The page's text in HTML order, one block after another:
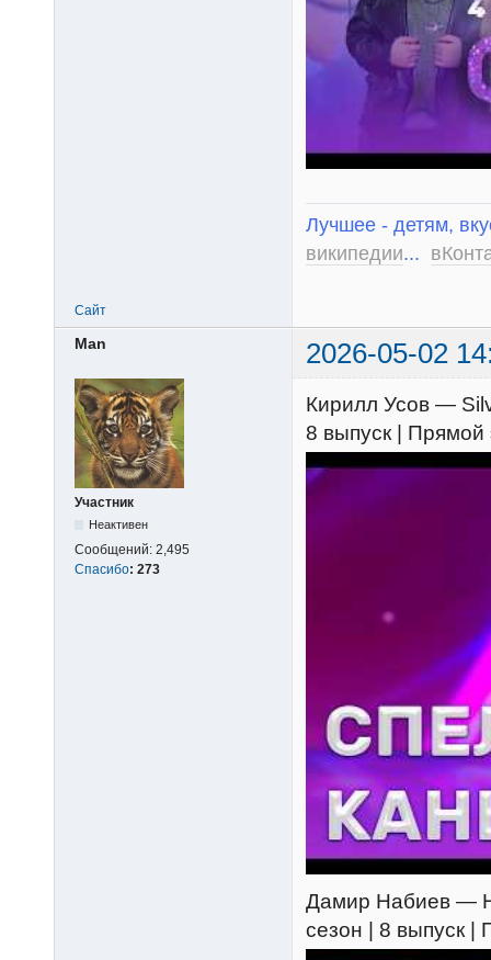
Лучшее - детям,
википедии...
Сайт
Man 2026-05-02
Участник
Неактивен
Сообщений: 2,495
Спасибо: 273
Кирилл Усов —
8 выпуск |
Дамир Набиев —
сезон | 8 выпуск